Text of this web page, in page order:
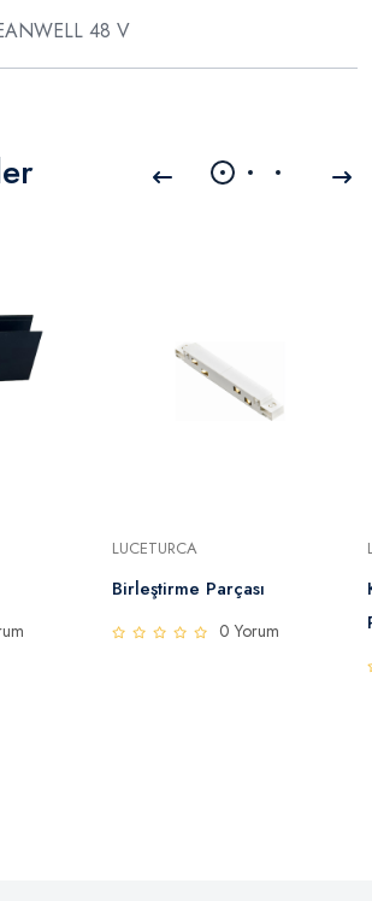
48 V
LUCETURCA
Birleştirme Parçası
0 Yorum